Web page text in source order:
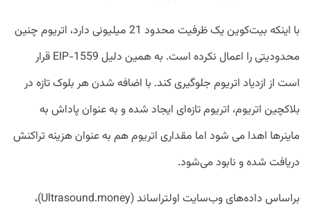
با اینکه بیت‌کوین یک ظرفیت محدود 21 میلیونی دارد، اتریوم چنین
محدودیتی را اعمال نکرده است. به همین دلیل EIP-1559 قرار
است از ازدیاد اتریوم جلوگیری کند. با اضافه شدن هر بلوک تازه در
بلاکچین اتریوم، اتریوم تازه‌ای ایجاد شده و به عنوان پاداش به
ماینر‌ها اهدا می شود اما مقداری اتریوم‌ هم به عنوان هزینه تراکنش
دریافت شده و نابود می‌شود.
براساس داده‌های وب‌سایت اولتراساند (Ultrasound.money)،